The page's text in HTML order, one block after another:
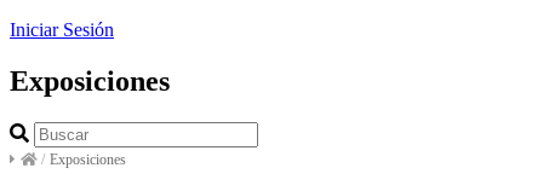
Iniciar Sesión
Exposiciones
/ Exposiciones